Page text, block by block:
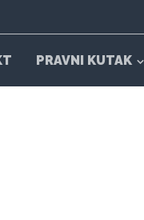
PRAVNI KUTAK